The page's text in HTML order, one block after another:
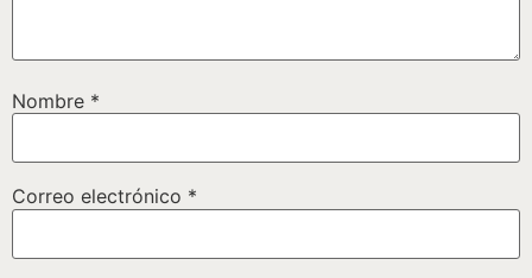
Nombre *
Correo electrónico *